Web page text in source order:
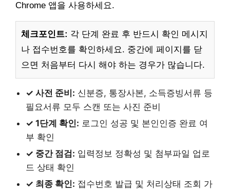
Chrome 앱을 사용하세요.
체크포인트: 각 단계 완료 후 반드시 확인 메시지
나 접수번호를 확인하세요. 중간에 페이지를 닫
으면 처음부터 다시 해야 하는 경우가 많습니다.
✓ 사전 준비: 신분증, 통장사본, 소득증빙서류 등
필요서류 모두 스캔 또는 사진 준비
✓ 1단계 확인: 로그인 성공 및 본인인증 완료 여
부 확인
✓ 중간 점검: 입력정보 정확성 및 첨부파일 업로
드 상태 확인
✓ 최종 확인: 접수번호 발급 및 처리상태 조회 가